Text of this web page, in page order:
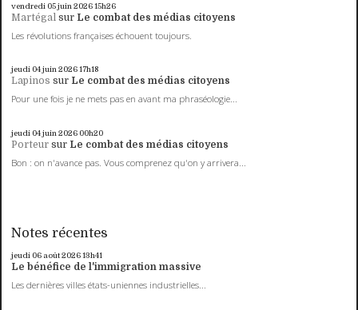
vendredi 05juin 202615h26
Martégal sur Le combat des médias citoyens
Les révolutions françaises échouent toujours.
jeudi 04juin 202617h18
Lapinos sur Le combat des médias citoyens
Pour une fois je ne mets pas en avant ma phraséologie...
jeudi 04juin 2026 00h20
Porteur sur Le combat des médias citoyens
Bon : on n'avance pas. Vous comprenez qu'on y arrivera...
Notes récentes
jeudi 06 août 202613h41
Le bénéfice de l'immigration massive
Les dernières villes états-uniennes industrielles...